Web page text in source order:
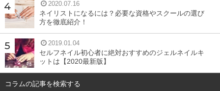
2020.07.16
ネイリストになるには？必要な資格やスクールの選び
方を徹底紹介！
2019.01.04
セルフネイル初心者に絶対おすすめのジェルネイルキ
ットは【2020最新版】
コラムの記事を検索する